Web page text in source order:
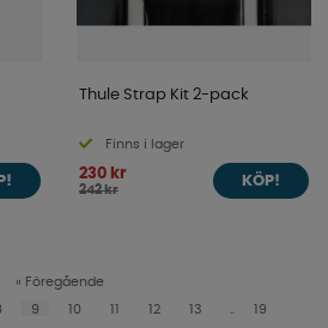
Thule Strap Kit 2-pack
Finns i lager
230 kr
242 kr
KÖP!
« Föregående
9 10 11 12 13 19